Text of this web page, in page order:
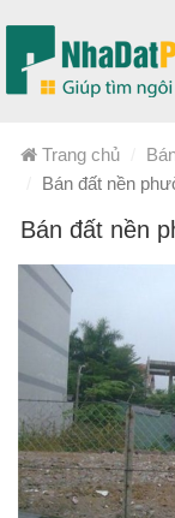
Trang chủ
Bán đất nền
Bán đất nền